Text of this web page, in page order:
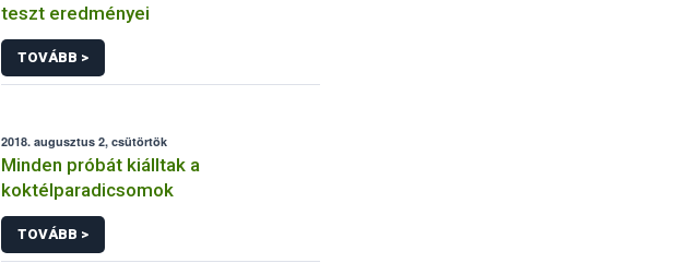
teszt eredményei
TOVÁBB >
2018. augusztus 2, csütörtök
Minden próbát kiálltak a
koktélparadicsomok
TOVÁBB >